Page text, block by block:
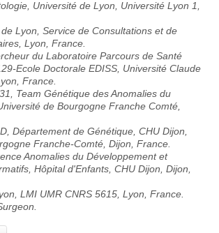
Université de Lyon, Université Lyon 1,
Lyon, Service de Consultations et de
Lyon, France.
du Laboratoire Parcours de Santé
Ecole Doctorale EDISS, Université Claude
France.
Team Génétique des Anomalies du
de Bourgogne Franche Comté,
Département de Génétique, CHU Dijon,
Franche-Comté, Dijon, France.
Anomalies du Développement et
Hôpital d'Enfants, CHU Dijon, Dijon,
LMI UMR CNRS 5615, Lyon, France.